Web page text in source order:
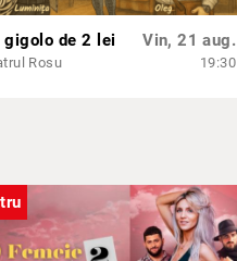
gigolo de 2 lei
Rosu
Vin, 21 aug.
19:30